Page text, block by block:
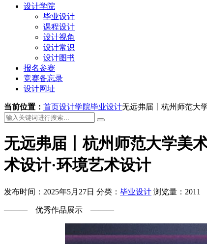
设计学院
毕业设计
课程设计
设计视角
设计常识
设计图书
报名参赛
竞赛备忘录
设计网址
当前位置： 首页设计学院毕业设计无远弗届丨杭州师范大
无远弗届丨杭州师范大学美
术设计·环境艺术设计
发布时间：2025年5月27日 分类： 毕业设计 浏览量：2011
——— 优秀作品展示 ———